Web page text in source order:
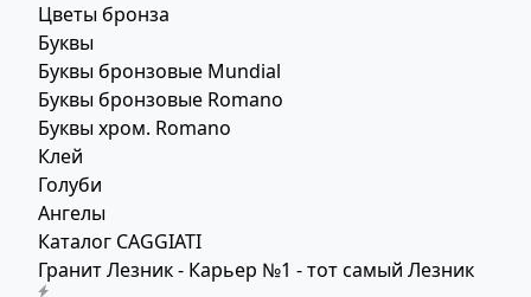
Цветы бронза
Буквы
Буквы бронзовые Mundial
Буквы бронзовые Romano
Буквы хром. Romano
Клей
Голуби
Ангелы
Каталог CAGGIATI
Гранит Лезник - Карьер №1 - тот самый Лезник